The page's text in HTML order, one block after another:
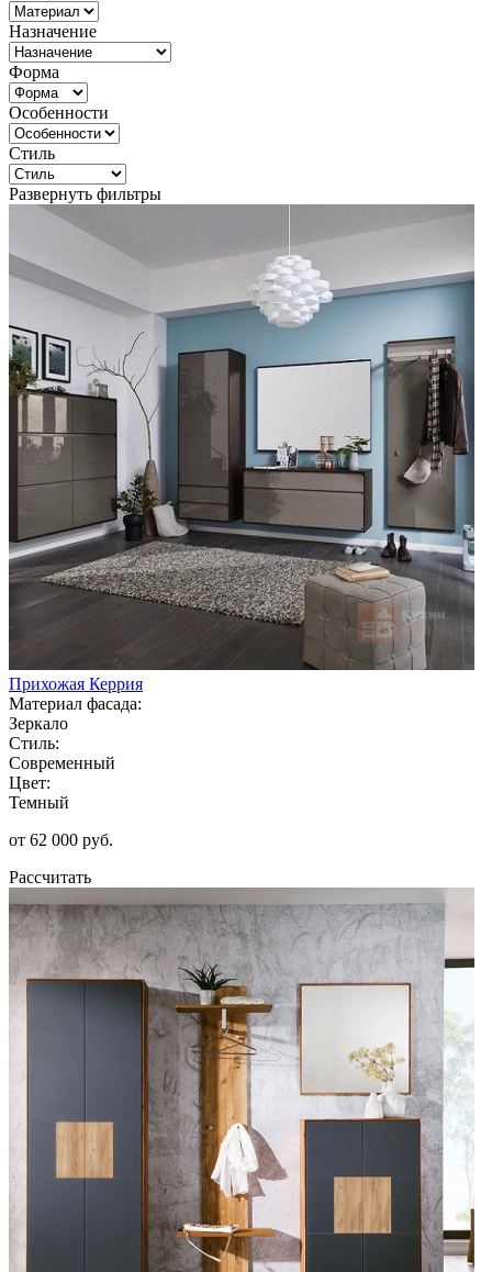
Назначение
Форма
Особенности
Стиль
Развернуть фильтры
Прихожая Керрия
Материал фасада:
Зеркало
Стиль:
Современный
Цвет:
Темный
от 62 000 руб.
Рассчитать